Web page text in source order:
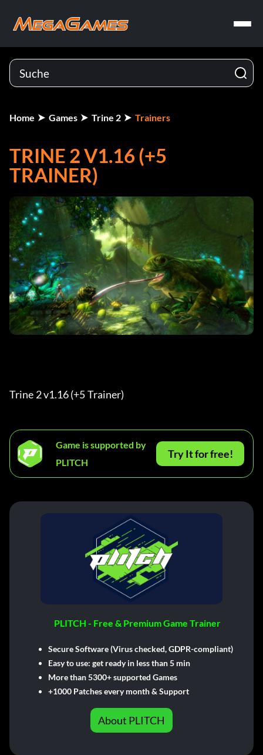
Home Games Trine 2 Trainers
TRINE 2 V1.16 (+5
TRAINER)
Trine 2 v1.16 (+5 Trainer)
Game is supported by
PLITCH
Try It for free!
PLITCH - Free & Premium Game Trainer
Secure Software (Virus checked, GDPR-compliant)
Easy to use: get ready in less than 5 min
More than 5300+ supported Games
+1000 Patches every month & Support
About PLITCH